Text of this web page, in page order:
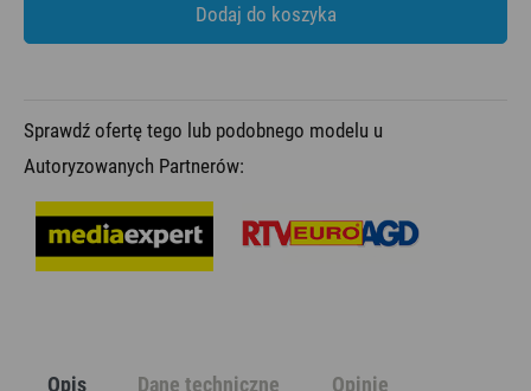
Dodaj do koszyka
Sprawdź ofertę tego lub podobnego modelu u
Autoryzowanych Partnerów:
Opis Dane techniczne Opinie